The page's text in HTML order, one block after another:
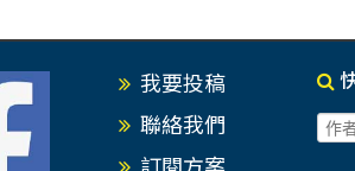
我要投稿
聯絡我們
訂閱方案